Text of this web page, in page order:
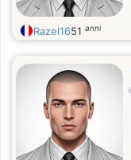
Razel1651 anni